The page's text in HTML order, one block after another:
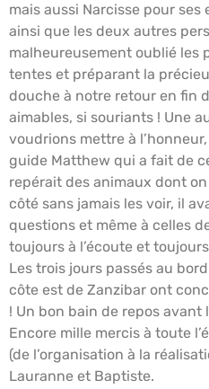
mais aussi Narcisse pour
ainsi que les deux autres
malheureusement oublié les
tentes et préparant la
douche à notre retour en fin
aimables, si souriants ! Une
voudrions mettre à
guide Matthew qui a fait de
repérait des animaux dont
côté sans jamais les voir, il
questions et même à celles
toujours à l’écoute et
Les trois jours passés au
côte est de Zanzibar ont
! Un bon bain de repos avant
Encore mille mercis à toute
(de l’organisation à la
Lauranne et Baptiste.